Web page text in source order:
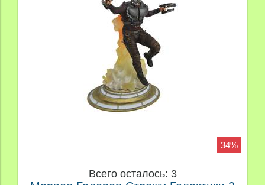
34%
Всего осталось: 3